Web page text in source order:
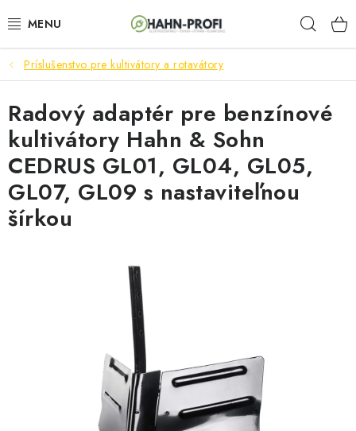
na
ELEKTROCENTRÁLY
ZAHRADNÍ TECHNIKA
STAVEBNÁ TECHNIKA
AKUMULÁTOROVÉ NÁRADIE
Príslušenstvo pre kultivátory a rotavátory
Radový adaptér pre benzínové
kultivátory Hahn & Sohn
CEDRUS GL01, GL04, GL05,
GL07, GL09 s nastaviteľnou
šírkou